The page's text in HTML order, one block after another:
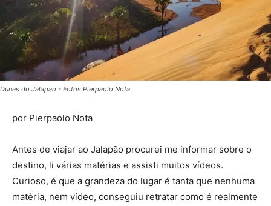
Dunas do Jalapão - Fotos Pierpaolo Nota
por Pierpaolo Nota
Antes de viajar ao Jalapão procurei me informar sobre o
destino, li várias matérias e assisti muitos vídeos.
Curioso, é que a grandeza do lugar é tanta que nenhuma
matéria, nem vídeo, conseguiu retratar como é realmente